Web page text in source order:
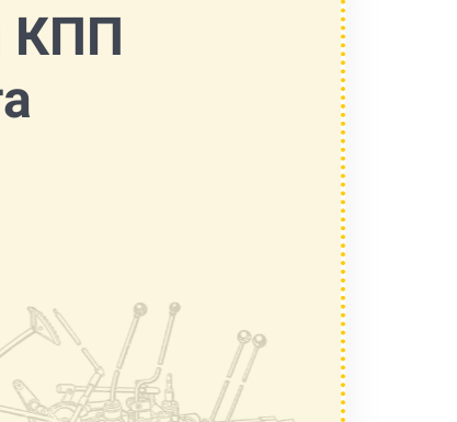
КПП
Нужен ремонт КПП или обмен?
В случае обмена, мы предоставляем готовую КПП
капитального ремонта, взамен вашей, вышедшей из
Нужен ремонт
Нужен обмен